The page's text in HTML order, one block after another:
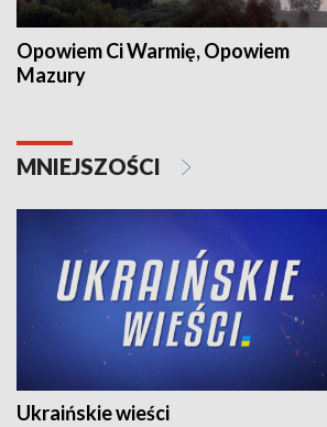
Opowiem Ci Warmię, Opowiem
Mazury
MNIEJSZOŚCI
Ukraińskie wieści